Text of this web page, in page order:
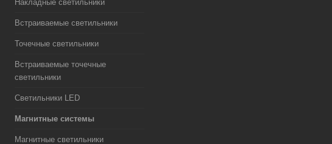
Накладные светильники
Встраиваемые светильники
Точечные светильники
Встраиваемые точечные
светильники
Светильники LED
Магнитные системы
Магнитные светильники